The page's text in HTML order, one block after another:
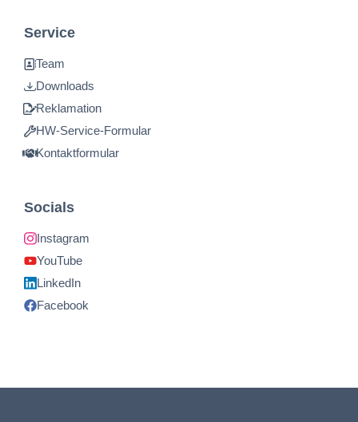
Service
Team
Downloads
Reklamation
HW-Service-Formular
Kontaktformular
Socials
Instagram
YouTube
LinkedIn
Facebook